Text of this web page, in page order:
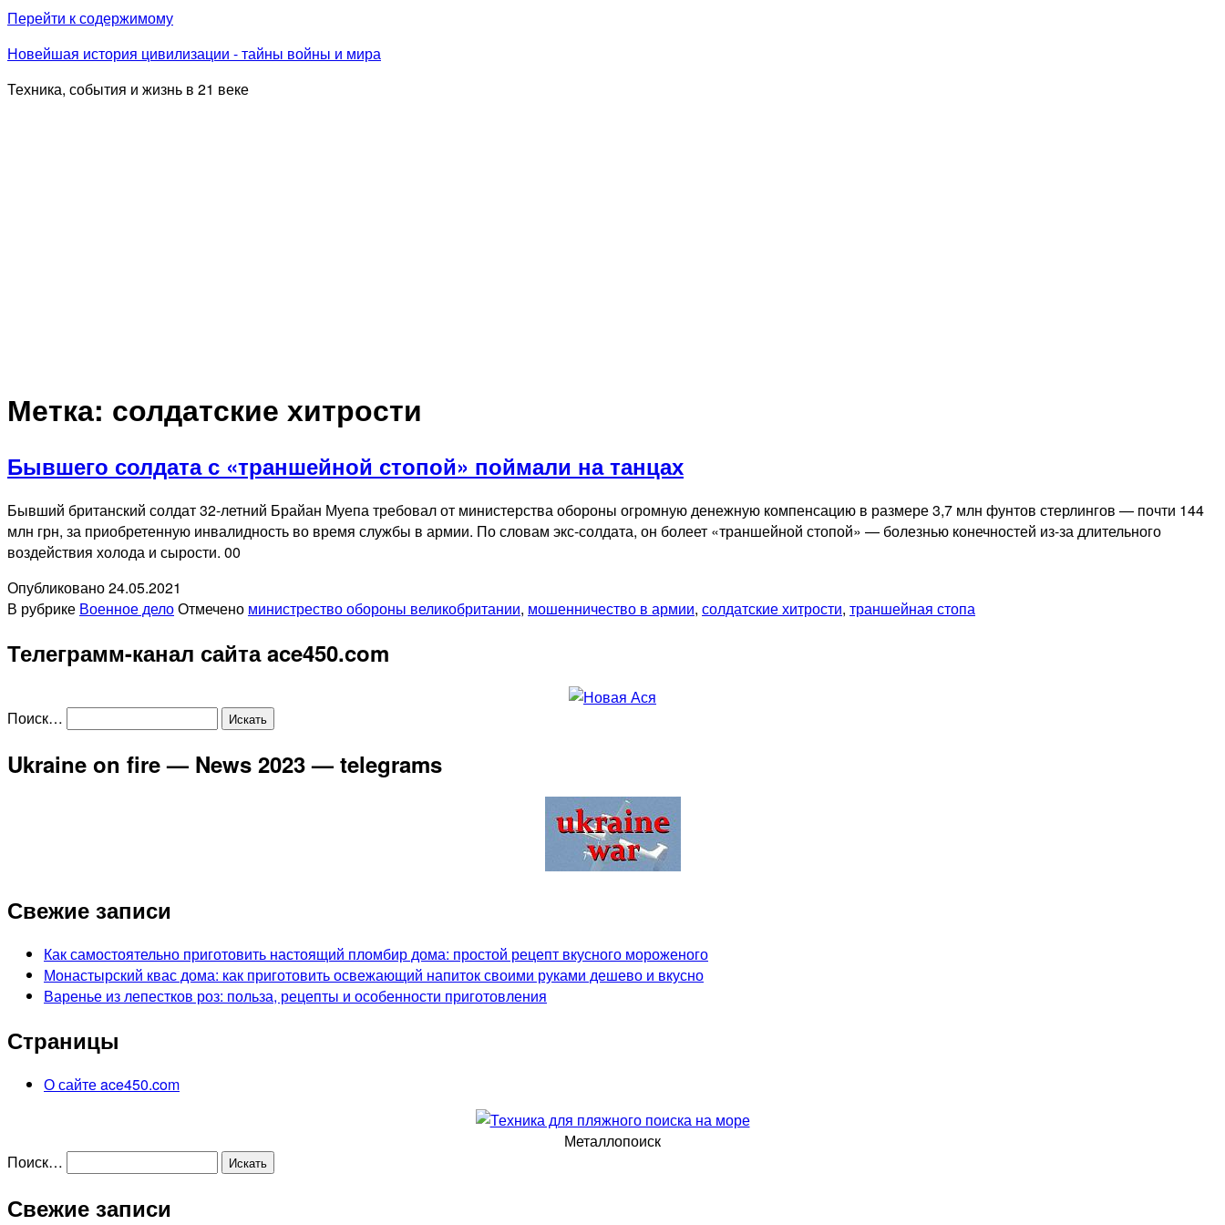
Перейти к содержимому
Новейшая история цивилизации - тайны войны и мира
Техника, события и жизнь в 21 веке
Метка: солдатские хитрости
Бывшего солдата с «траншейной стопой» поймали на танцах
Бывший британский солдат 32-летний Брайан Муепа требовал от министерства обороны огромную денежную компенсацию в размере 3,7 млн фунтов стерлингов — почти 144
млн грн, за приобретенную инвалидность во время службы в армии. По словам экс-солдата, он болеет «траншейной стопой» — болезнью конечностей из-за длительного
воздействия холода и сырости. 00
Опубликовано24.05.2021
В рубрике Военное делоОтмечено министрество обороны великобритании, мошенничество в армии, солдатские хитрости, траншейная стопа
Телеграмм-канал сайта ace450.com
Поиск…
Ukraine on fire — News 2023 — telegrams
Свежие записи
Как самостоятельно приготовить настоящий пломбир дома: простой рецепт вкусного мороженого
Монастырский квас дома: как приготовить освежающий напиток своими руками дешево и вкусно
Варенье из лепестков роз: польза, рецепты и особенности приготовления
Страницы
О сайте ace450.com
Металлопоиск
Поиск…
Свежие записи